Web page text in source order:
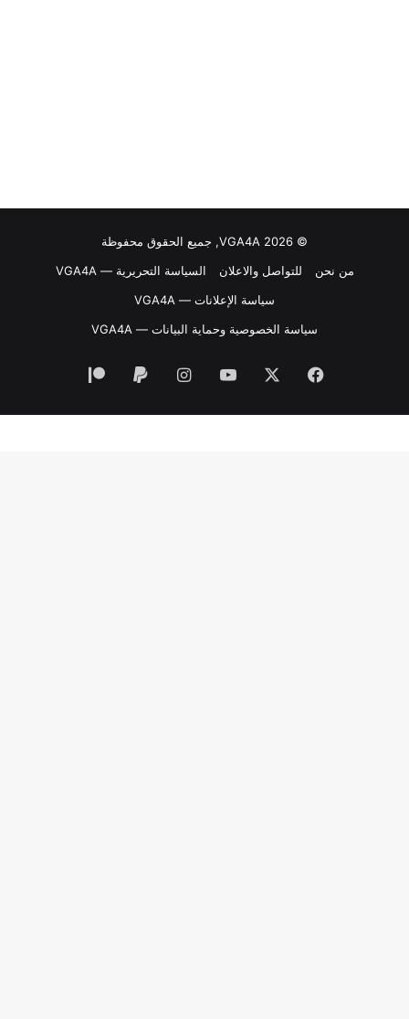
© VGA4A 2026, جميع الحقوق محفوظة
من نحن
للتواصل والاعلان
السياسة التحريرية — VGA4A
سياسة الإعلانات — VGA4A
سياسة الخصوصية وحماية البيانات — VGA4A
فيسبوك ‫YouTubeانستقرام
‏Paypal
‫Patreon